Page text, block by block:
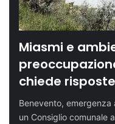
Miasmi e
chiede risposte
Benevento, emergenza
un Consiglio comunale